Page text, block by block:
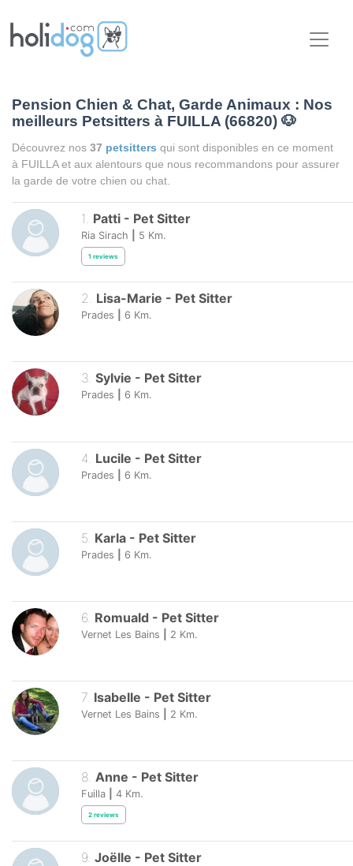
Pension Chien & Chat, Garde Animaux : Nos
meilleurs Petsitters à FUILLA (66820) 🐶
Découvrez nos 37 petsitters qui sont disponibles en ce moment
à FUILLA et aux alentours que nous recommandons pour assurer
la garde de votre chien ou chat.
1. Patti - Pet Sitter
Ria Sirach 5 Km.
1 reviews
2. Lisa-Marie - Pet Sitter
Prades 6 Km.
3. Sylvie - Pet Sitter
Prades 6 Km.
4 Lucile - Pet Sitter
Prades 6 Km.
5 Karla - Pet Sitter
Prades 6 Km.
6. Romuald - Pet Sitter
Vernet Les Bains 2 Km.
7. Isabelle - Pet Sitter
Vernet Les Bains 2 Km.
8. Anne - Pet Sitter
Fuilla 4 Km.
2 reviews
9 Joëlle - Pet Sitter